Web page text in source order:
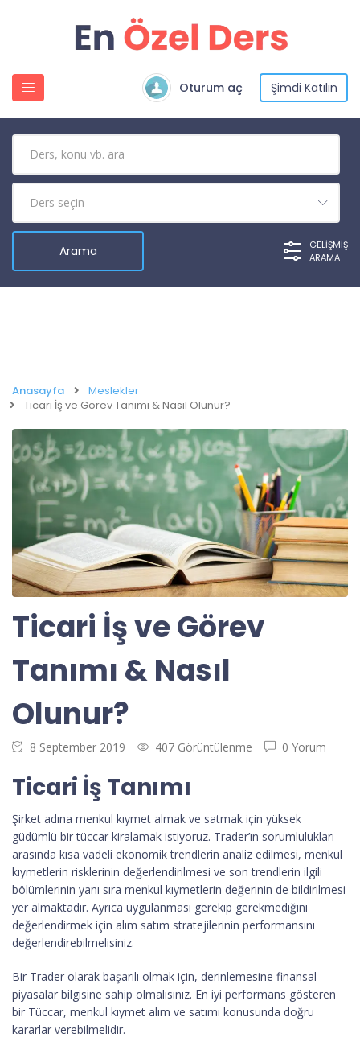
Oturum aç Şimdi Katılın
GELIŞMIŞ
ARAMA
Anasayfa
Meslekler
Ticari İş ve Görev Tanımı & Nasıl Olunur?
Ticari İş ve Görev
Tanımı & Nasıl
Olunur?
8 September 2019 407 Görüntülenme 0 Yorum
Ticari İş Tanımı
Şirket adına menkul kıymet almak ve satmak için yüksek
güdümlü bir tüccar kiralamak istiyoruz. Trader’ın sorumlulukları
arasında kısa vadeli ekonomik trendlerin analiz edilmesi, menkul
kıymetlerin risklerinin değerlendirilmesi ve son trendlerin ilgili
bölümlerinin yanı sıra menkul kıymetlerin değerinin de bildirilmesi
yer almaktadır. Ayrıca uygulanması gerekip gerekmediğini
değerlendirmek için alım satım stratejilerinin performansını
değerlendirebilmelisiniz.
Bir Trader olarak başarılı olmak için, derinlemesine finansal
piyasalar bilgisine sahip olmalısınız. En iyi performans gösteren
bir Tüccar, menkul kıymet alım ve satımı konusunda doğru
kararlar verebilmelidir.